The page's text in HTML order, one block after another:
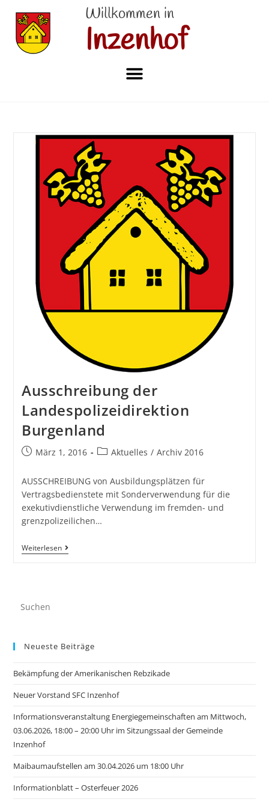
Willkommen in
Inzenhof
Ausschreibung der
Landespolizeidirektion
Burgenland
März 1, 2016 Aktuelles / Archiv 2016
AUSSCHREIBUNG von Ausbildungsplätzen für
Vertragsbedienstete mit Sonderverwendung für die
exekutivdienstliche Verwendung im fremden- und
grenzpolizeilichen…
Weiterlesen
Neueste Beiträge
Bekämpfung der Amerikanischen Rebzikade
Neuer Vorstand SFC Inzenhof
Informationsveranstaltung Energiegemeinschaften am Mittwoch,
03.06.2026, 18:00 – 20:00 Uhr im Sitzungssaal der Gemeinde
Inzenhof
Maibaumaufstellen am 30.04.2026 um 18:00 Uhr
Informationblatt – Osterfeuer 2026